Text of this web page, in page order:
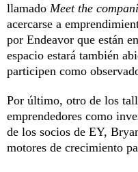
llamado Meet the
acercarse a
por Endeavor que están
espacio estará también
participen como
Por último, otro de los
emprendedores como
de los socios de EY,
motores de crecimiento